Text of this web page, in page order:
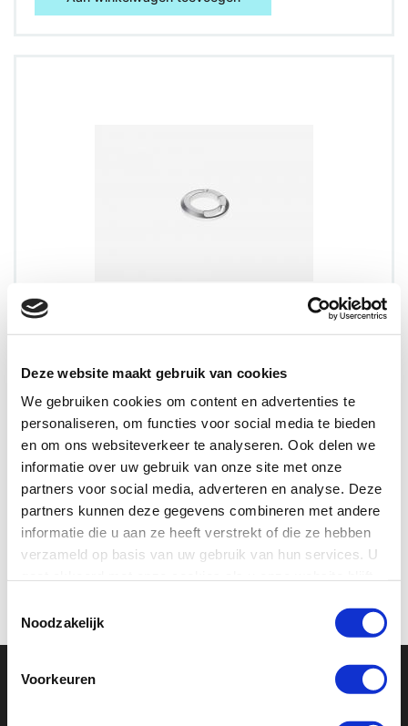
Deze website maakt gebruik van cookies
We gebruiken cookies om content en advertenties te
personaliseren, om functies voor social media te bieden
en om ons websiteverkeer te analyseren. Ook delen we
informatie over uw gebruik van onze site met onze
partners voor social media, adverteren en analyse. Deze
partners kunnen deze gegevens combineren met andere
informatie die u aan ze heeft verstrekt of die ze hebben
verzameld op basis van uw gebruik van hun services. U
Noodzakelijk
Voorkeuren
Most Headset Bearing Kit TiCR
€ 54,90
Niet op voorraad